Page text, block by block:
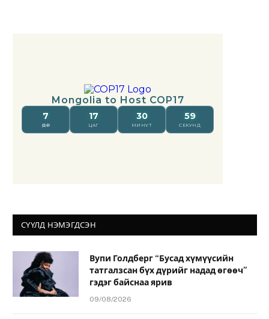
СҮҮЛД НЭМЭГДСЭН
Вупи Голдберг “Бусад хүмүүсийн
татгалзсан бүх дүрийг надад өгөөч”
гэдэг байснаа ярив
09/08/2026